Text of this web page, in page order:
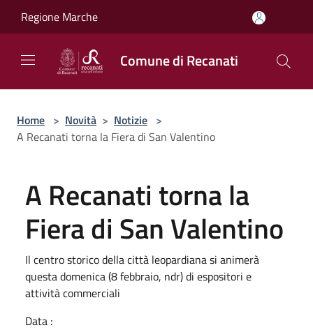
Regione Marche
Comune di Recanati
Home > Novità > Notizie >
A Recanati torna la Fiera di San Valentino
A Recanati torna la
Fiera di San Valentino
Il centro storico della città leopardiana si animerà
questa domenica (8 febbraio, ndr) di espositori e
attività commerciali
Data :